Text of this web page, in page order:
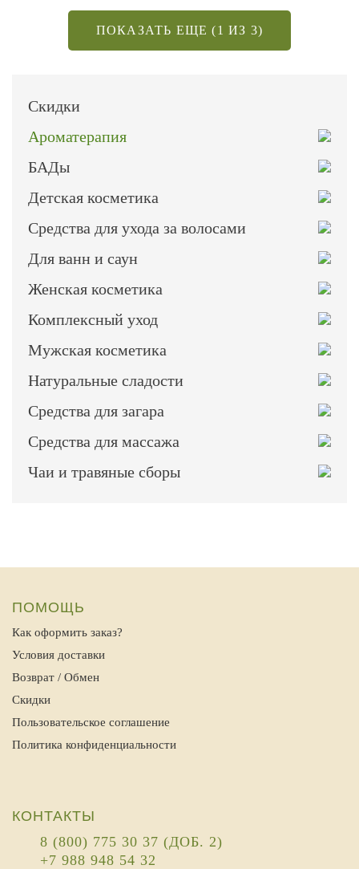
Скидки
Ароматерапия
БАДы
Детская косметика
Средства для ухода за волосами
Для ванн и саун
Женская косметика
Комплексный уход
Мужская косметика
Натуральные сладости
Средства для загара
Средства для массажа
Чаи и травяные сборы
ПОКАЗАТЬ ЕЩЕ (1 ИЗ 3)
ПОМОЩЬ
Как оформить заказ?
Условия доставки
Возврат / Обмен
Скидки
Пользовательское соглашение
Политика конфиденциальности
КОНТАКТЫ
8 (800) 775 30 37 (ДОБ. 2)
+7 988 948 54 32